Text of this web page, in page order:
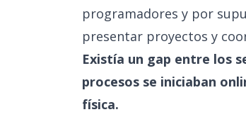
programadores y por
presentar proyectos y
Existía un gap entre los
procesos se iniciaban
física.